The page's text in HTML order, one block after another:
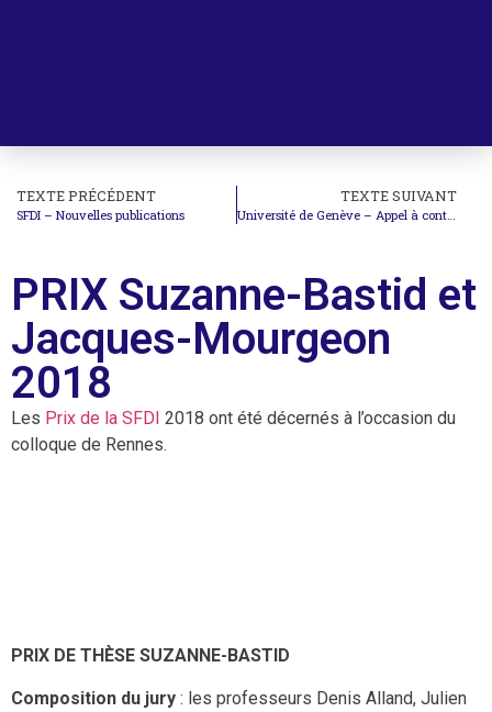
TEXTE PRÉCÉDENT
SFDI – Nouvelles publications
TEXTE SUIVANT
PRIX Suzanne-Bastid et
Jacques-Mourgeon
2018
Les Prix de la SFDI 2018 ont été décernés à l’occasion du
colloque de Rennes.
PRIX DE THÈSE SUZANNE-BASTID
Composition du jury : les professeurs Denis Alland, Julien